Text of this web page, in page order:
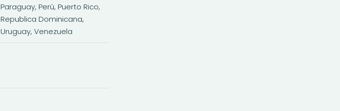
Paraguay, Perú, Puerto Rico,
Republica Dominicana,
Uruguay, Venezuela